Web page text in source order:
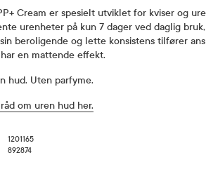
Cream er spesielt utviklet for kviser og
urenheter på kun 7 dager ved daglig
beroligende og lette konsistens tilfører
en mattende effekt.
hud. Uten parfyme.
om uren hud her.
1201165
892874